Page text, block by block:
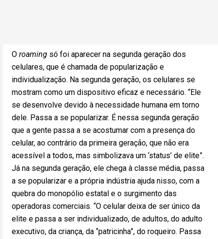
O roaming só foi aparecer na segunda geração dos
celulares, que é chamada de popularização e
individualização. Na segunda geração, os celulares se
mostram como um dispositivo eficaz e necessário. “Ele
se desenvolve devido à necessidade humana em torno
dele. Passa a se popularizar. É nessa segunda geração
que a gente passa a se acostumar com a presença do
celular, ao contrário da primeira geração, que não era
acessível a todos, mas simbolizava um ‘status’ de elite”.
Já na segunda geração, ele chega à classe média, passa
a se popularizar e a própria indústria ajuda nisso, com a
quebra do monopólio estatal e o surgimento das
operadoras comerciais. “O celular deixa de ser único da
elite e passa a ser individualizado, de adultos, do adulto
executivo, da criança, da “patricinha”, do roqueiro. Passa